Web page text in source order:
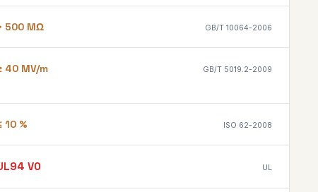
500 MΩ GB/T 10064-2006
40 MV/m GB/T 5019.2-2009
10 % ISO 62-2008
V0 UL